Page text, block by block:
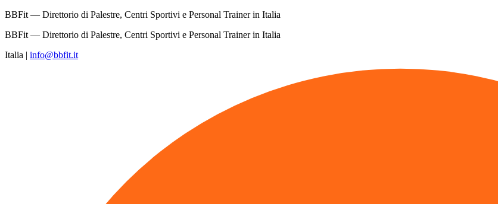
BBFit — Direttorio di Palestre, Centri Sportivi e Personal Trainer in Italia
BBFit — Direttorio di Palestre, Centri Sportivi e Personal Trainer in Italia
Italia | info@bbfit.it